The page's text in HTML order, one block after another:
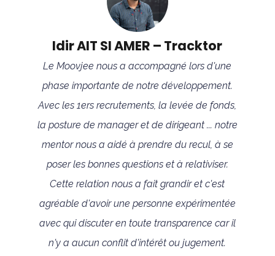
Idir AIT SI AMER – Tracktor
Le Moovjee nous a accompagné lors d'une
phase importante de notre développement.
Avec les 1ers recrutements, la levée de fonds,
la posture de manager et de dirigeant ... notre
mentor nous a aidé à prendre du recul, à se
poser les bonnes questions et à relativiser.
Cette relation nous a fait grandir et c'est
agréable d'avoir une personne expérimentée
avec qui discuter en toute transparence car il
n'y a aucun conflit d'intérêt ou jugement.